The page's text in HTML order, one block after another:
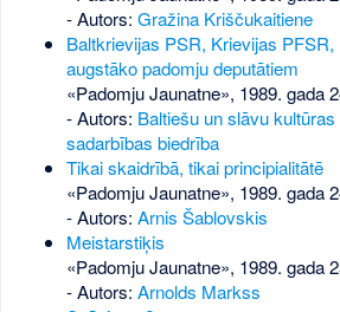
- Autors: Gražina Kriščukaitiene
Baltkrievijas PSR, Krievijas
augstāko padomju deputātiem
«Padomju Jaunatne», 1989. gada
- Autors: Baltiešu un slāvu
sadarbības biedrība
Tikai skaidrībā, tikai principialitātē
«Padomju Jaunatne», 1989. gada
- Autors: Arnis Šablovskis
Meistarstiķis
«Padomju Jaunatne», 1989. gada
- Autors: Arnolds Markss